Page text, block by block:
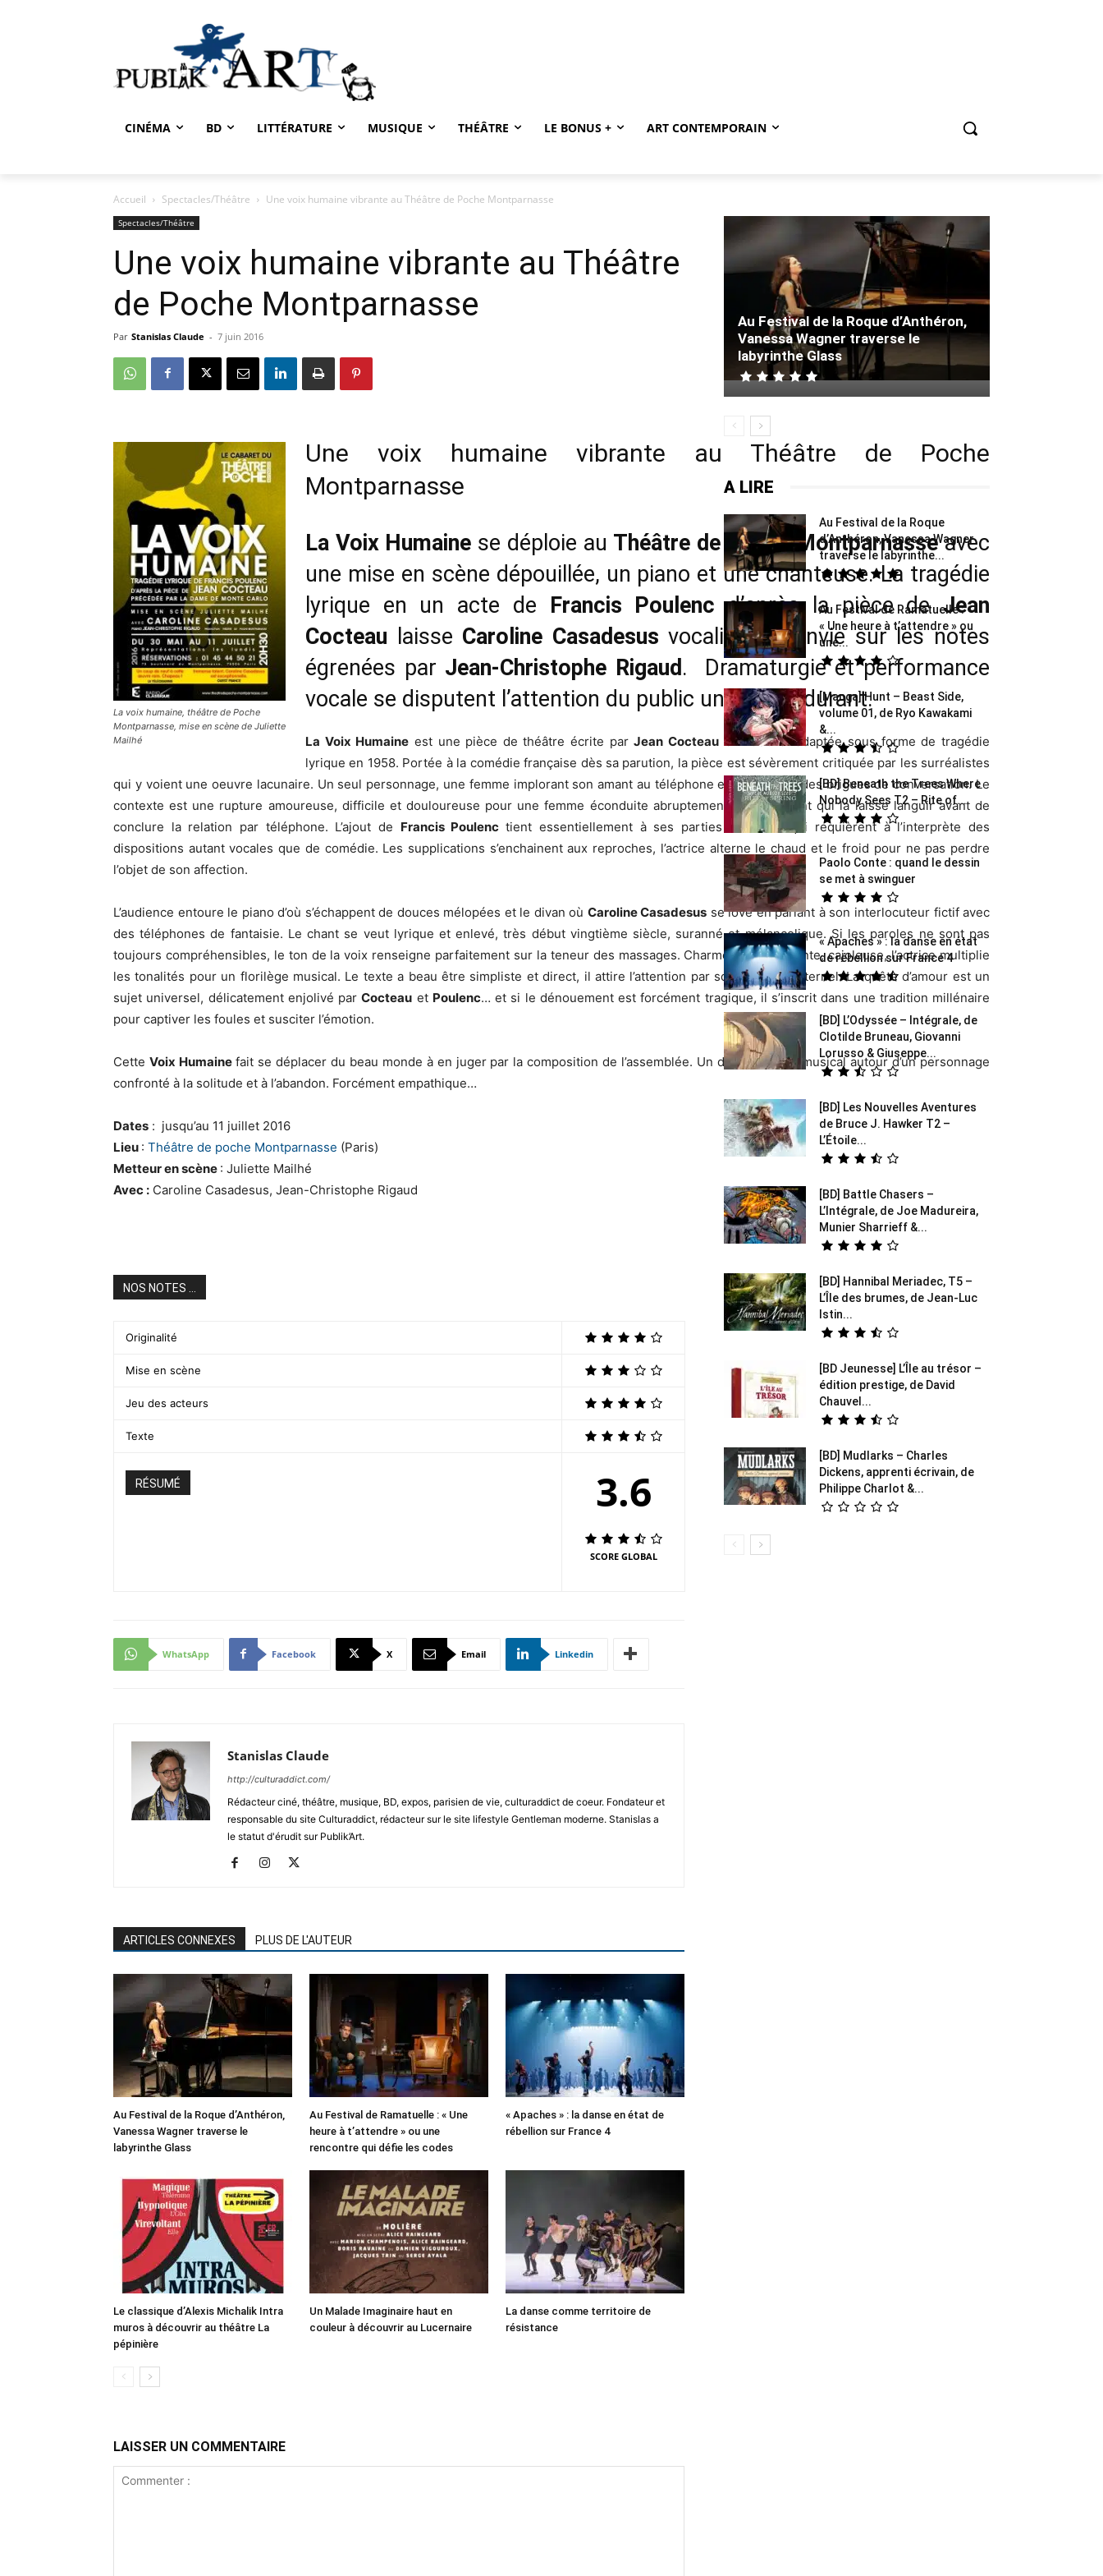
CINÉMA BD LITTÉRATURE MUSIQUE THÉÂTRE LE BONUS + ART CONTEMPORAIN
Accueil Spectacles/Théâtre Une voix humaine vibrante au Théâtre de Poche Montparnasse
Spectacles/Théâtre
Une voix humaine vibrante au Théâtre
de Poche Montparnasse
Par Stanislas Claude - 7 juin 2016
La voix humaine, théâtre de Poche
Montparnasse, mise en scène de Juliette
Mailhé
Une voix humaine vibrante au Théâtre de Poche
Montparnasse
La Voix Humaine se déploie au Théâtre de Poche Montparnasseavec
une mise en scène dépouillée, un piano et une chanteuse. La tragédie
lyrique en un acte de Francis Poulenc d’après la pièce deJean
Cocteau laisse Caroline Casadesusvocaliser à l’envie sur les notes
égrenées par Jean-Christophe Rigaud. Dramaturgie et performance
vocale se disputent l’attention du public une heure durant.
La Voix Humaine est une pièce de théâtre écrite parJean Cocteauen 1930 et adaptée sous forme de tragédie
lyrique en 1958. Portée à la comédie française dès sa parution, la pièce est sévèrement critiquée par les surréalistes
qui y voient une oeuvre lacunaire. Un seul personnage, une femme implorant son amant au téléphone et dispensant des brigues de conversation. Le
contexte est une rupture amoureuse, difficile et douloureuse pour une femme éconduite abruptement par un amant qui la laisse languir avant de
conclure la relation par téléphone. L’ajout de Francis Poulenctient essentiellement à ses parties chantées qui requièrent à l’interprète des
dispositions autant vocales que de comédie. Les supplications s’enchainent aux reproches, l’actrice alterne le chaud et le froid pour ne pas perdre
l’objet de son affection.
L’audience entoure le piano d’où s’échappent de douces mélopées et le divan où Caroline Casadesus se love en parlant à son interlocuteur fictif avec
des téléphones de fantaisie. Le chant se veut lyrique et enlevé, très début vingtième siècle, suranné et mélancolique. Si les paroles ne sont pas
toujours compréhensibles, le ton de la voix renseigne parfaitement sur la teneur des massages. Charmeuse, implorante, cajoleuse, l’actrice multiplie
les tonalités pour un florilège musical. Le texte a beau être simpliste et direct, il attire l’attention par son message éternel. La quête d’amour est un
sujet universel, délicatement enjolivé parCocteau et Poulenc… et si le dénouement est forcément tragique, il s’inscrit dans une tradition millénaire
pour captiver les foules et susciter l’émotion.
Cette Voix Humaine fait se déplacer du beau monde à en juger par la composition de l’assemblée. Un doux moment musical autour d’un personnage
confronté à la solitude et à l’abandon. Forcément empathique…
Dates : jusqu’au 11 juillet 2016
Lieu : Théâtre de poche Montparnasse (Paris)
Metteur en scène : Juliette Mailhé
Avec : Caroline Casadesus, Jean-Christophe Rigaud
NOS NOTES ...
Originalité
Mise en scène
Jeu des acteurs
Texte
RÉSUMÉ 3.6
SCORE GLOBAL
WhatsApp Facebook X Email Linkedin
Stanislas Claude
http://culturaddict.com/
Rédacteur ciné, théâtre, musique, BD, expos, parisien de vie, culturaddict de coeur. Fondateur et
responsable du site Culturaddict, rédacteur sur le site lifestyle Gentleman moderne. Stanislas a
le statut d'érudit sur Publik’Art.
ARTICLES CONNEXES PLUS DE L'AUTEUR
Au Festival de la Roque d’Anthéron,
Vanessa Wagner traverse le
labyrinthe Glass
Au Festival de Ramatuelle : « Une
heure à t’attendre » ou une
rencontre qui défie les codes
« Apaches » : la danse en état de
rébellion sur France 4
Le classique d’Alexis Michalik Intra
muros à découvrir au théâtre La
pépinière
Un Malade Imaginaire haut en
couleur à découvrir au Lucernaire
La danse comme territoire de
résistance
LAISSER UN COMMENTAIRE
Au Festival de la Roque d’Anthéron,
Vanessa Wagner traverse le
labyrinthe Glass
A LIRE
Au Festival de la Roque
d’Anthéron, Vanessa Wagner
traverse le labyrinthe...
Au Festival de Ramatuelle :
« Une heure à t’attendre » ou
une...
[Manga] Hunt – Beast Side,
volume 01, de Ryo Kawakami
&...
[BD] Beneath the Trees Where
Nobody Sees T2 – Rite of...
Paolo Conte : quand le dessin
se met à swinguer
« Apaches » : la danse en état
de rébellion sur France 4
[BD] L’Odyssée – Intégrale, de
Clotilde Bruneau, Giovanni
Lorusso & Giuseppe...
[BD] Les Nouvelles Aventures
de Bruce J. Hawker T2 –
L’Étoile...
[BD] Battle Chasers –
L’Intégrale, de Joe Madureira,
Munier Sharrieff &...
[BD] Hannibal Meriadec, T5 –
L’Île des brumes, de Jean-Luc
Istin...
[BD Jeunesse] L’Île au trésor –
édition prestige, de David
Chauvel...
[BD] Mudlarks – Charles
Dickens, apprenti écrivain, de
Philippe Charlot &...